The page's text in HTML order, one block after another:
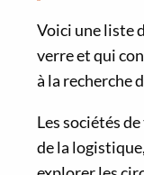
Voici une liste
verre et qui
à la recherche
Les sociétés
de la